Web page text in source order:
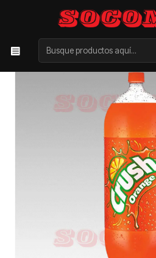
Categorías BEBIDAS